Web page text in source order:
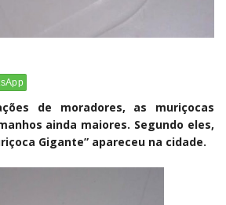
de moradores, as muriçocas
ainda maiores. Segundo eles,
Gigante” apareceu na cidade.